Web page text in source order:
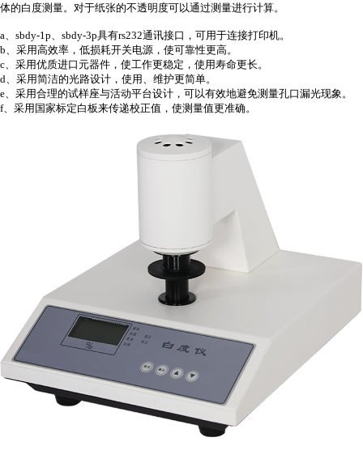
体的白度测量。对于纸张的不透明度可以通过测量进行计算。
a、 sbdy-1p、 sbdy-3p具有rs232通讯接口，可用于连接打印机。
b、采用高效率，低损耗开关电源，使可靠性更高。
c、采用优质进口元器件，使工作更稳定，使用寿命更长。
d、采用简洁的光路设计，使用、维护更简单。
e、采用合理的试样座与活动平台设计，可以有效地避免测量孔口漏光现象。
f、采用国家标定白板来传递校正值，使测量值更准确。